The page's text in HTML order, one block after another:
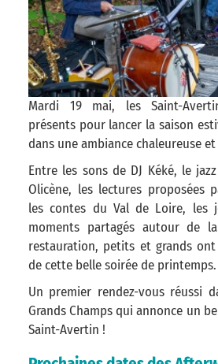
Mardi 19 mai, les Saint-
présents pour lancer la saison
dans une ambiance chaleureuse
Entre les sons de DJ Kéké, le
Olicène, les lectures proposées
les contes du Val de Loire, les
moments partagés autour de
restauration, petits et grands
de cette belle soirée de printemps.
Un premier rendez-vous réussi
Grands Champs qui annonce un
Saint-Avertin !